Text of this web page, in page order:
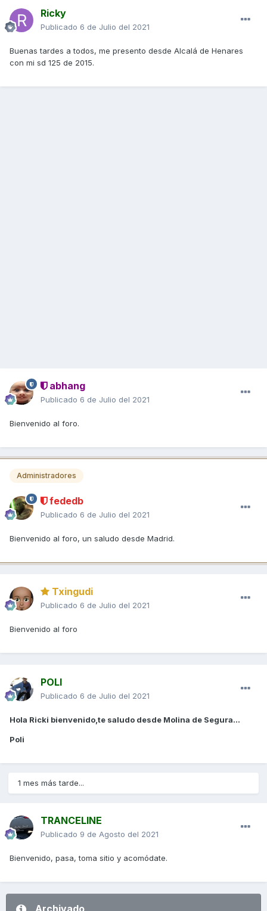
Ricky
Publicado 6 de Julio del 2021
Buenas tardes a todos, me presento desde Alcalá de Henares
con mi sd 125 de 2015.
abhang
Publicado 6 de Julio del 2021
Bienvenido al foro.
Administradores
fededb
Publicado 6 de Julio del 2021
Bienvenido al foro, un saludo desde Madrid.
Txingudi
Publicado 6 de Julio del 2021
Bienvenido al foro
POLI
Publicado 6 de Julio del 2021
Hola Ricki bienvenido,te saludo desde Molina de Segura...
Poli
1 mes más tarde...
TRANCELINE
Publicado 9 de Agosto del 2021
Bienvenido, pasa, toma sitio y acomódate.
Archivado